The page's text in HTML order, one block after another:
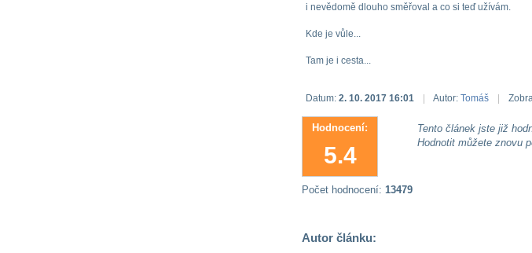
i nevědomě dlouho směřoval a co si teď užívám.
Kde je vůle...
Tam je i cesta...
Datum: 2. 10. 2017 16:01 Autor: Tomáš
Hodnocení:
5.4
Tento článek jste již
Hodnotit můžete znovu
Počet hodnocení: 13479
Autor článku: